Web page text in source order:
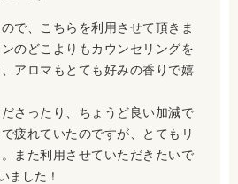
で、こちらを利用させて頂きま
のどこよりもカウンセリングを
アロマもとても好みの香りで嬉
さったり、ちょうど良い加減で
疲れていたのですが、とてもリ
また利用させていただきたいで
ました！